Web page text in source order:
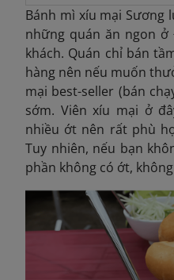
Bánh mì xíu mại Sương
những quán ăn ngon
khách. Quán chỉ bán
hàng nên nếu muốn
mại best-seller (bán
sớm. Viên xíu mại ở
nhiều ớt nên rất phù
Tuy nhiên, nếu bạn
phần không có ớt,